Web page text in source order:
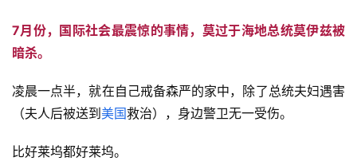
7月份，国际社会最震惊的事情，莫过于海地总统莫伊兹被
暗杀。
凌晨一点半，就在自己戒备森严的家中，除了总统夫妇遇害
（夫人后被送到 美国救治），身边警卫无一受伤。
比好莱坞都好莱坞。